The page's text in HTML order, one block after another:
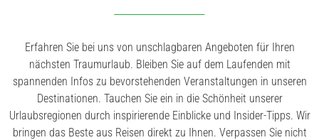
Erfahren Sie bei uns von unschlagbaren Angeboten für Ihren
nächsten Traumurlaub. Bleiben Sie auf dem Laufenden mit
spannenden Infos zu bevorstehenden Veranstaltungen in unseren
Destinationen. Tauchen Sie ein in die Schönheit unserer
Urlaubsregionen durch inspirierende Einblicke und Insider-Tipps. Wir
bringen das Beste aus Reisen direkt zu Ihnen. Verpassen Sie nicht